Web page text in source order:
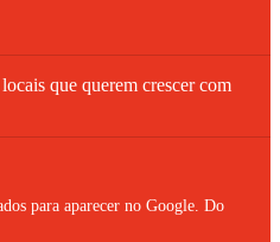
que querem crescer com
para aparecer no Google. Do